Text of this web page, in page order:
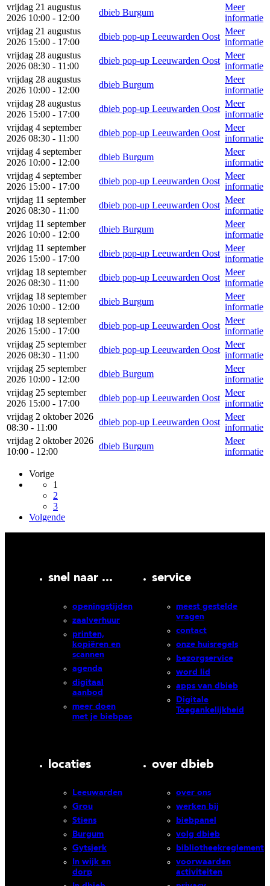
vrijdag 21 augustus
2026 10:00 - 12:00
dbieb Burgum
Meer
informatie
vrijdag 21 augustus
2026 15:00 - 17:00
dbieb pop-up Leeuwarden Oost
Meer
informatie
vrijdag 28 augustus
2026 08:30 - 11:00
dbieb pop-up Leeuwarden Oost
Meer
informatie
vrijdag 28 augustus
2026 10:00 - 12:00
dbieb Burgum
Meer
informatie
vrijdag 28 augustus
2026 15:00 - 17:00
dbieb pop-up Leeuwarden Oost
Meer
informatie
vrijdag 4 september
2026 08:30 - 11:00
dbieb pop-up Leeuwarden Oost
Meer
informatie
vrijdag 4 september
2026 10:00 - 12:00
dbieb Burgum
Meer
informatie
vrijdag 4 september
2026 15:00 - 17:00
dbieb pop-up Leeuwarden Oost
Meer
informatie
vrijdag 11 september
2026 08:30 - 11:00
dbieb pop-up Leeuwarden Oost
Meer
informatie
vrijdag 11 september
2026 10:00 - 12:00
dbieb Burgum
Meer
informatie
vrijdag 11 september
2026 15:00 - 17:00
dbieb pop-up Leeuwarden Oost
Meer
informatie
vrijdag 18 september
2026 08:30 - 11:00
dbieb pop-up Leeuwarden Oost
Meer
informatie
vrijdag 18 september
2026 10:00 - 12:00
dbieb Burgum
Meer
informatie
vrijdag 18 september
2026 15:00 - 17:00
dbieb pop-up Leeuwarden Oost
Meer
informatie
vrijdag 25 september
2026 08:30 - 11:00
dbieb pop-up Leeuwarden Oost
Meer
informatie
vrijdag 25 september
2026 10:00 - 12:00
dbieb Burgum
Meer
informatie
vrijdag 25 september
2026 15:00 - 17:00
dbieb pop-up Leeuwarden Oost
Meer
informatie
vrijdag 2 oktober 2026
08:30 - 11:00
dbieb pop-up Leeuwarden Oost
Meer
informatie
vrijdag 2 oktober 2026
10:00 - 12:00
dbieb Burgum
Meer
informatie
Vorige
1
2
3
Volgende
snel naar ...
openingstijden
zaalverhuur
printen,
kopiëren en
scannen
agenda
digitaal
aanbod
meer doen
met je biebpas
service
meest gestelde
vragen
contact
onze huisregels
bezorgservice
word lid
apps van dbieb
Digitale
Toegankelijkheid
locaties
Leeuwarden
Grou
Stiens
Burgum
Gytsjerk
In wijk en
dorp
over dbieb
over ons
werken bij
biebpanel
volg dbieb
bibliotheekreglement
voorwaarden
activiteiten